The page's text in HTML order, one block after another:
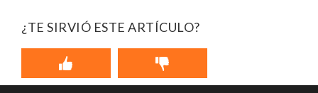
¿TE SIRVIÓ ESTE ARTÍCULO?